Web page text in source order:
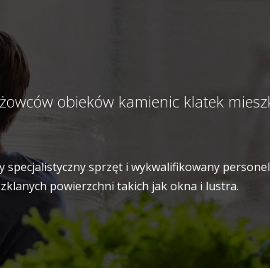
obieków kamienic klatek
specjalistyczny sprzęt i wykwalifikowany
powierzchni takich jak okna i lustra.